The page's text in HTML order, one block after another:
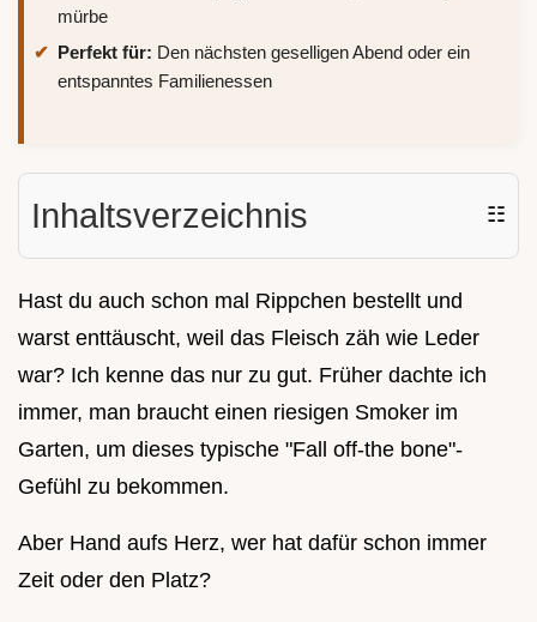
mürbe
Perfekt für: Den nächsten geselligen Abend oder ein
entspanntes Familienessen
Inhaltsverzeichnis ☷
Hast du auch schon mal Rippchen bestellt und
warst enttäuscht, weil das Fleisch zäh wie Leder
war? Ich kenne das nur zu gut. Früher dachte ich
immer, man braucht einen riesigen Smoker im
Garten, um dieses typische "Fall off-the bone"-
Gefühl zu bekommen.
Aber Hand aufs Herz, wer hat dafür schon immer
Zeit oder den Platz?